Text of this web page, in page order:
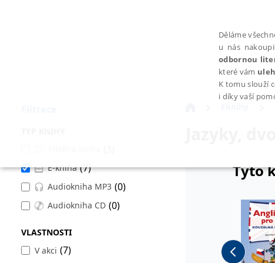
E-kniha (7)
Audiokniha MP3 (0)
Audiokniha CD (0)
VLASTNOSTI
V akci (7)
Jazyky,
Tyto
Děláme
u nás
odbornou
které vám
K tomu slouží
i díky vaší
NEZBYTNÉ
Nezbytně nutné soubory cookie umožňují základní funkce